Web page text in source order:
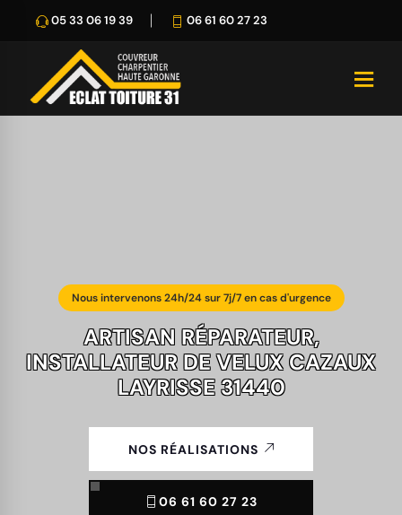
05 33 06 19 39 06 61 60 27 23
Nous intervenons 24h/24 sur 7j/7 en cas d'urgence
ARTISAN RÉPARATEUR,
INSTALLATEUR DE VELUX CAZAUX
LAYRISSE 31440
NOS RÉALISATIONS
06 61 60 27 23